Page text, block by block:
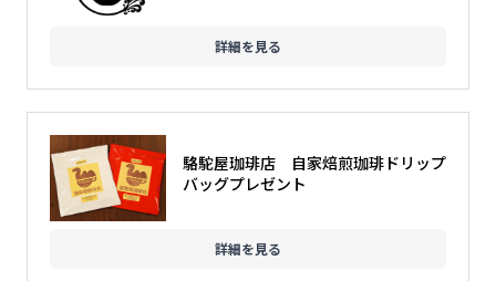
詳細を見る
駱駝屋珈琲店 自家焙煎珈琲ドリップ
バッグプレゼント
詳細を見る